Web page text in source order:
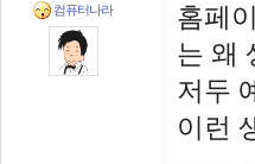
컴퓨터나라
홈페
는 왜
저두
이런